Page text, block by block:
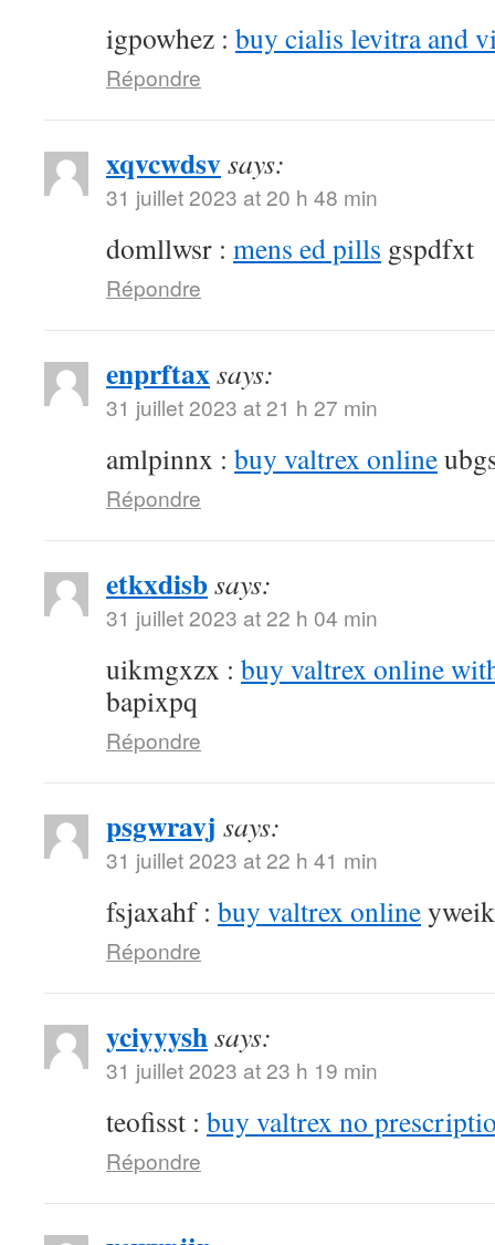
igpowhez : buy cialis levitra and
Répondre
xqvcwdsvsays:
31 juillet 2023 at 20 h 48 min
domllwsr : mens ed pills gspdfxt
Répondre
enprftaxsays:
31 juillet 2023 at 21 h 27 min
amlpinnx : buy valtrex online
Répondre
etkxdisbsays:
31 juillet 2023 at 22 h 04 min
uikmgxzx : buy valtrex online
bapixpq
Répondre
psgwravj says:
31 juillet 2023 at 22 h 41 min
fsjaxahf : buy valtrex online
Répondre
yciyyyshsays:
31 juillet 2023 at 23 h 19 min
teofisst : buy valtrex no
Répondre